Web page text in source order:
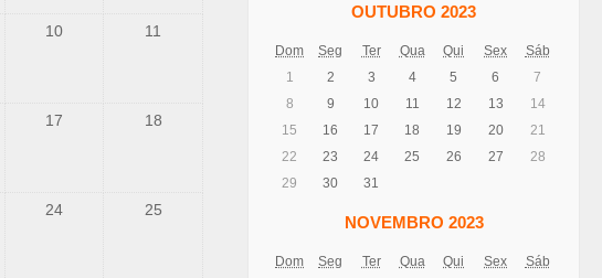
10 11
17 18
24 25
OUTUBRO 2023
Dom Seg Ter Qua Qui Sex
Sáb
1
2 3 4 5 6
7
8
9 10 11 12 13
14
15
16 17 18 19 20
21
22
23 24 25 26 27
28
29
30 31
NOVEMBRO 2023
Dom Seg Ter Qua Qui Sex
Sáb